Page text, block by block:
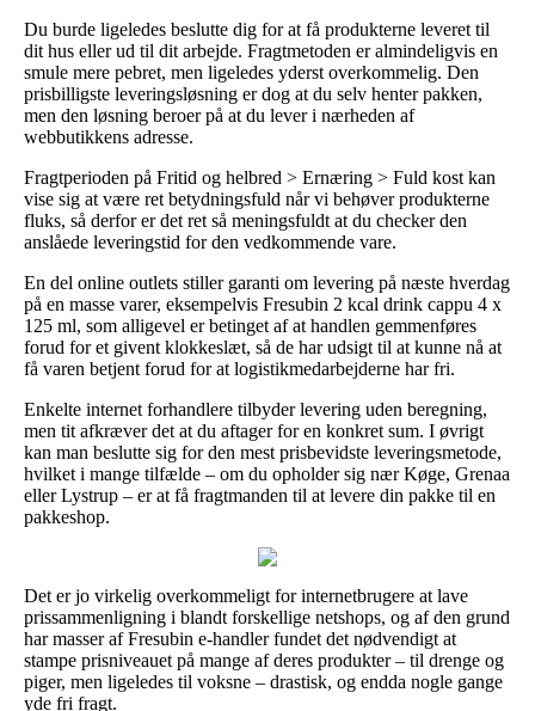
Du burde ligeledes beslutte dig for at få produkterne leveret til
dit hus eller ud til dit arbejde. Fragtmetoden er almindeligvis en
smule mere pebret, men ligeledes yderst overkommelig. Den
prisbilligste leveringsløsning er dog at du selv henter pakken,
men den løsning beroer på at du lever i nærheden af
webbutikkens adresse.
Fragtperioden på Fritid og helbred > Ernæring > Fuld kost kan
vise sig at være ret betydningsfuld når vi behøver produkterne
fluks, så derfor er det ret så meningsfuldt at du checker den
anslåede leveringstid for den vedkommende vare.
En del online outlets stiller garanti om levering på næste hverdag
på en masse varer, eksempelvis Fresubin 2 kcal drink cappu 4 x
125 ml, som alligevel er betinget af at handlen gemmenføres
forud for et givent klokkeslæt, så de har udsigt til at kunne nå at
få varen betjent forud for at logistikmedarbejderne har fri.
Enkelte internet forhandlere tilbyder levering uden beregning,
men tit afkræver det at du aftager for en konkret sum. I øvrigt
kan man beslutte sig for den mest prisbevidste leveringsmetode,
hvilket i mange tilfælde – om du opholder sig nær Køge, Grenaa
eller Lystrup – er at få fragtmanden til at levere din pakke til en
pakkeshop.
Det er jo virkelig overkommeligt for internetbrugere at lave
prissammenligning i blandt forskellige netshops, og af den grund
har masser af Fresubin e-handler fundet det nødvendigt at
stampe prisniveauet på mange af deres produkter – til drenge og
piger, men ligeledes til voksne – drastisk, og endda nogle gange
yde fri fragt.